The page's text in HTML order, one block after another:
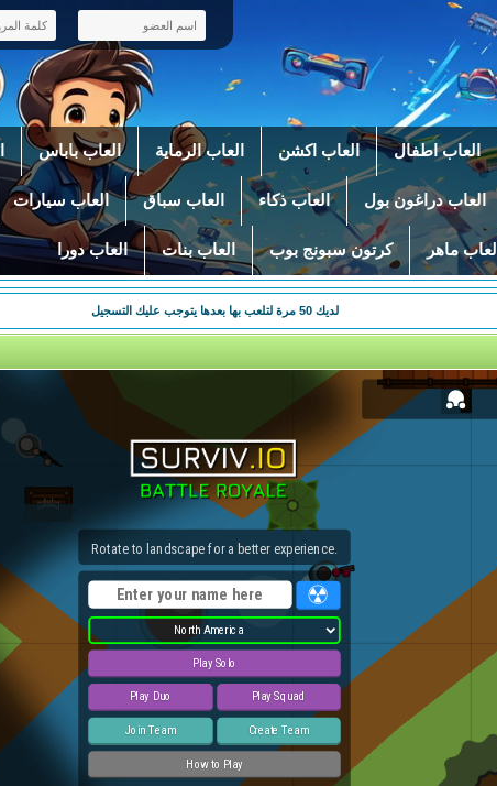
العاب اطفال العاب اكشن العاب الرماية العاب باباس
العاب دراغون بول العاب ذكاء العاب سباق العاب سيارات
العاب ماهر كرتون سبونج بوب العاب بنات العاب دورا
لديك50 مرة لتلعب بها بعدها يتوجب عليك التسجيل